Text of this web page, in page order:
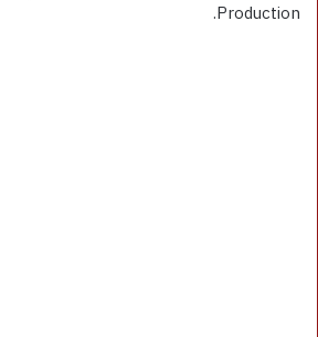
Production.